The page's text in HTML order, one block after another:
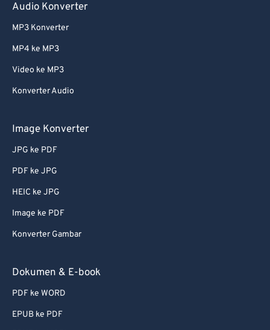
Audio Konverter
MP3 Konverter
MP4 ke MP3
Video ke MP3
Konverter Audio
Image Konverter
JPG ke PDF
PDF ke JPG
HEIC ke JPG
Image ke PDF
Konverter Gambar
Dokumen & E-book
PDF ke WORD
EPUB ke PDF